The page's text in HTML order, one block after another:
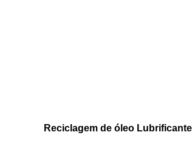
Reciclagem de óleo Lubrificante